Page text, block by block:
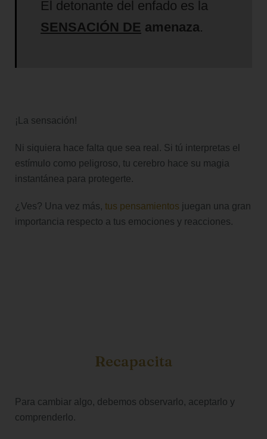
El detonante del enfado es la
SENSACIÓN DE amenaza.
¡La sensación!
Ni siquiera hace falta que sea real. Si tú interpretas el
estímulo como peligroso, tu cerebro hace su magia
instantánea para protegerte.
¿Ves? Una vez más, tus pensamientos juegan una gran
importancia respecto a tus emociones y reacciones.
Recapacita
Para cambiar algo, debemos observarlo, aceptarlo y
comprenderlo.